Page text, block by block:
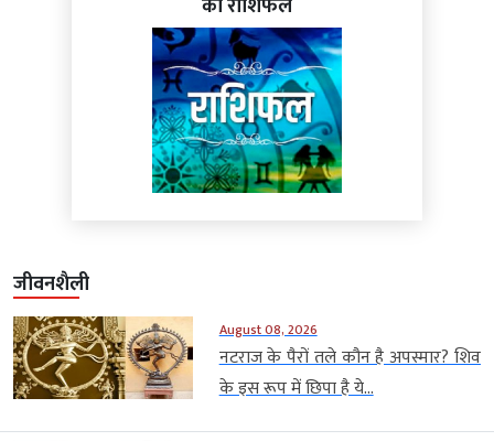
जीवनशैली
August 08, 2026
नटराज के पैरों तले कौन है अपस्मार? शिव
के इस रूप में छिपा है ये...